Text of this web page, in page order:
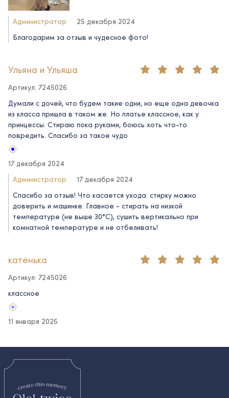
Администратор
25 декабря 2024
Благодарим за отзыв и чудесное фото!
Ульяна и Ульяша
Артикул: 7245026
Думали с дочей, что будем такие одни, но еще одна девочка
из класса пришла в таком же. Но платье классное, как у
принцессы. Стираю пока руками, боюсь хоть что-то
повредить. Спасибо за такое чудо
17 декабря 2024
Администратор
17 декабря 2024
Спасибо за отзыв! Что касается ухода: стирку можно
доверить и машинке. Главное - стирать на низкой
температуре (не выше 30°C), сушить вертикально при
комнатной температуре и не отбеливать!
катенька
Артикул: 7245026
классное
11 января 2025